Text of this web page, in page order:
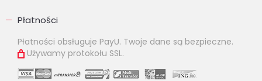
Płatności
Płatności obsługuje PayU. Twoje dane są bezpieczne.
Używamy protokołu SSL.